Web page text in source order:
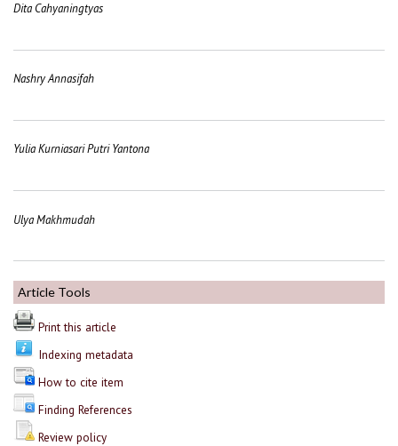
Dita Cahyaningtyas
Nashry Annasifah
Yulia Kurniasari Putri Yantona
Ulya Makhmudah
Article Tools
Print this article
Indexing metadata
How to cite item
Finding References
Review policy